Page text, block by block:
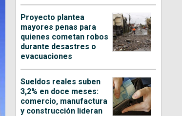
Proyecto plantea
mayores penas para
quienes cometan robos
durante desastres o
evacuaciones
Sueldos reales suben
3,2% en doce meses:
comercio, manufactura
y construcción lideran